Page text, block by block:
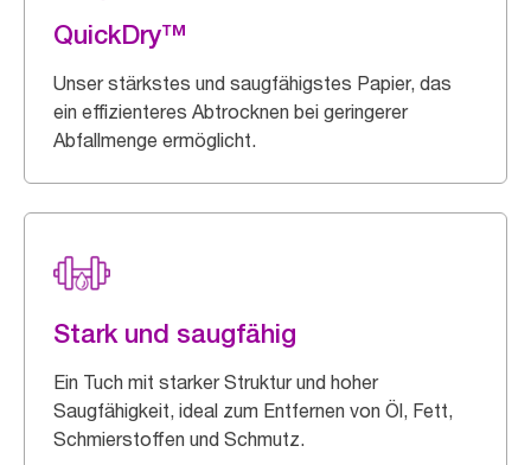
QuickDry™
Unser stärkstes und saugfähigstes Papier, das
ein effizienteres Abtrocknen bei geringerer
Abfallmenge ermöglicht.
Stark und saugfähig
Ein Tuch mit starker Struktur und hoher
Saugfähigkeit, ideal zum Entfernen von Öl, Fett,
Schmierstoffen und Schmutz.